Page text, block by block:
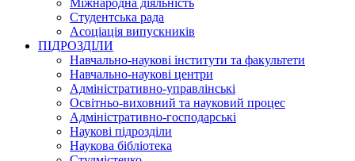
Студентська рада
Асоціація випускників
ПІДРОЗДІЛИ
Навчально-наукові інститути та факультети
Навчально-наукові центри
Адміністративно-управлінські
Освітньо-виховний та науковий процес
Адміністративно-господарські
Наукові підрозділи
Наукова бібліотека